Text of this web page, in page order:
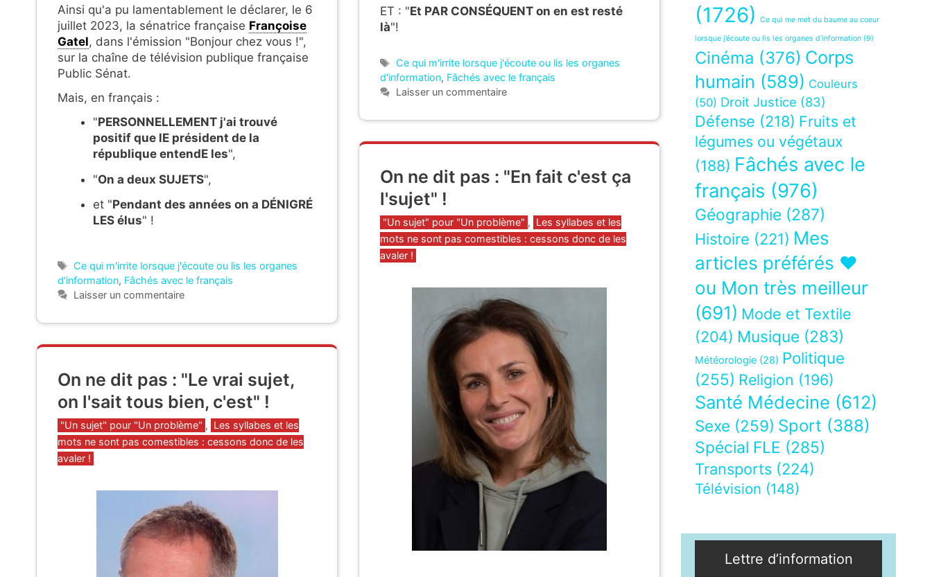
Ainsi qu'a pu lamentablement le déclarer, le 6
juillet 2023, la sénatrice française Françoise
Gatel, dans l'émission "Bonjour chez vous !",
sur la chaîne de télévision publique française
Public Sénat.
Mais, en français :
"PERSONNELLEMENT j'ai trouvé
positif que lE président de la
république entendE les",
"On a deux SUJETS",
et "Pendant des années on a DÉNIGRÉ
LES élus" !
Étiquettes
Ce qui m'irrite lorsque j'écoute ou lis les organes
d'information, Fâchés avec le français
Laisser un commentaire
ET : "Et PAR CONSÉQUENT on en est resté
là"!
Étiquettes
Ce qui m'irrite lorsque j'écoute ou lis les organes
d'information, Fâchés avec le français
Laisser un commentaire
On ne dit pas : "En fait c'est ça
l'sujet" !
Catégories
"Un sujet" pour "Un problème" , Les syllabes et les
mots ne sont pas comestibles : cessons donc de les
avaler !
On ne dit pas : "Le vrai sujet,
on l'sait tous bien, c'est" !
Catégories
"Un sujet" pour "Un problème" , Les syllabes et les
mots ne sont pas comestibles : cessons donc de les
avaler !
(1726)
Ce qui me met du baume au coeur
lorsque j’écoute ou lis les organes d’information (9)
Cinéma (376) Corps
humain (589) Couleurs
(50) Droit Justice (83)
Défense (218) Fruits et
légumes ou végétaux
(188) Fâchés avec le
français (976)
Géographie (287)
Histoire (221) Mes
articles préférés ❤
ou Mon très meilleur
(691) Mode et Textile
(204) Musique (283)
Météorologie (28) Politique
(255) Religion (196)
Santé Médecine (612)
Sexe (259) Sport (388)
Spécial FLE (285)
Transports (224)
Télévision (148)
Lettre d’information